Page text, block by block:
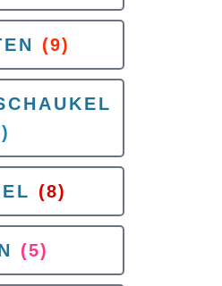
(9)
(8)
(5)